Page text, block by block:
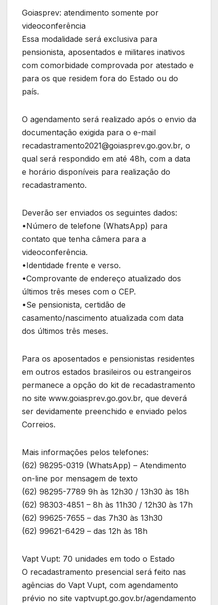
Goiasprev: atendimento somente por
videoconferência
Essa modalidade será exclusiva para
pensionista, aposentados e militares inativos
com comorbidade comprovada por atestado e
para os que residem fora do Estado ou do
país.
O agendamento será realizado após o envio da
documentação exigida para o e-mail
recadastramento2021@goiasprev.go.gov.br, o
qual será respondido em até 48h, com a data
e horário disponíveis para realização do
recadastramento.
Deverão ser enviados os seguintes dados:
•Número de telefone (WhatsApp) para
contato que tenha câmera para a
videoconferência.
•Identidade frente e verso.
•Comprovante de endereço atualizado dos
últimos três meses com o CEP.
•Se pensionista, certidão de
casamento/nascimento atualizada com data
dos últimos três meses.
Para os aposentados e pensionistas residentes
em outros estados brasileiros ou estrangeiros
permanece a opção do kit de recadastramento
no site www.goiasprev.go.gov.br, que deverá
ser devidamente preenchido e enviado pelos
Correios.
Mais informações pelos telefones:
(62) 98295-0319 (WhatsApp) – Atendimento
on-line por mensagem de texto
(62) 98295-7789 9h às 12h30 / 13h30 às 18h
(62) 98303-4851 – 8h às 11h30 / 12h30 às 17h
(62) 99625-7655 – das 7h30 às 13h30
(62) 99621-6429 – das 12h às 18h
Vapt Vupt: 70 unidades em todo o Estado
O recadastramento presencial será feito nas
agências do Vapt Vupt, com agendamento
prévio no site vaptvupt.go.gov.br/agendamento